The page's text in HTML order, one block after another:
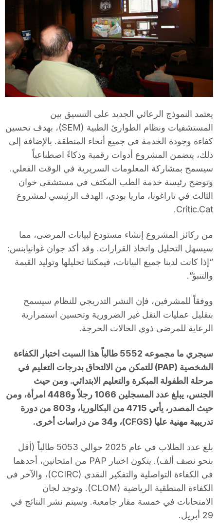
r
g
يعتمد النموذج الرعائي الجديد على التنسيق بين
المستشفيات ونظام الطوارئ الطبية (SEM)، بهدف تحسين
كفاءة وجودة الخدمة في جميع أنحاء المنطقة. بالإضافة إلى
ذلك، يتضمن المشروع أدوات رقمية وذكاءً اصطناعياً
سيسمح بمشاركة المعلومات السريرية في الوقت الفعلي.
وتوضح رئيسة خدمة الطب المكثف في مستشفى خوان
الثالث في تاراغونا، ماريا بودي، الهدف الرئيسي لمشروع
Crític.Cat.
من ركائز المشروع إنشاء مستودع لبيانات المرضى، مما
سيسهل التحليل واتخاذ القرارات. وقد أكد جوان غوانيابنس:
“إذا كانت لدينا جميع البيانات، فيمكننا تحليلها وتوليد القيمة
والتنبؤ”.
ووفقاً للمشرفين، فإن النشر التدريجي للنظام سيسمح
بتقليل عمليات النقل غير الضرورية وتحسين استمرارية
الرعاية للمرضى ذوي الحالات الحرجة.
سيجري ما مجموعه 5552 طالباً هذا السبت اختبار الكفاءة
الشخصية (PAP) للتمكن من الالتحاق بدرجات التعليم في
مرحلة الطفولة المبكرة والتعليم الابتدائي. ومن حيث
الجنس، يبلغ عدد المسجلين 1066 رجلاً و4486 امرأة، ومن
حيث المصدر، يأتي 4715 من البكالوريا، و803 من دورة
تدريبية مهنية عليا (CFGS)، و34 من دراسات أخرى.
بلغ عدد الطلاب في عام 2025 حوالي 5053 طالباً (أقل
بنحو نصف ألف). يتكون اختبار PAP من امتحانين، أحدهما
في الكفاءة التواصلية والتفكير النقدي (CCIRC)، والآخر في
الكفاءة المنطقية الرياضية (CLOM). وتوجد لجان
الامتحانات في خمسة مقار جامعية. وسيتم نشر النتائج في
29 أبريل.